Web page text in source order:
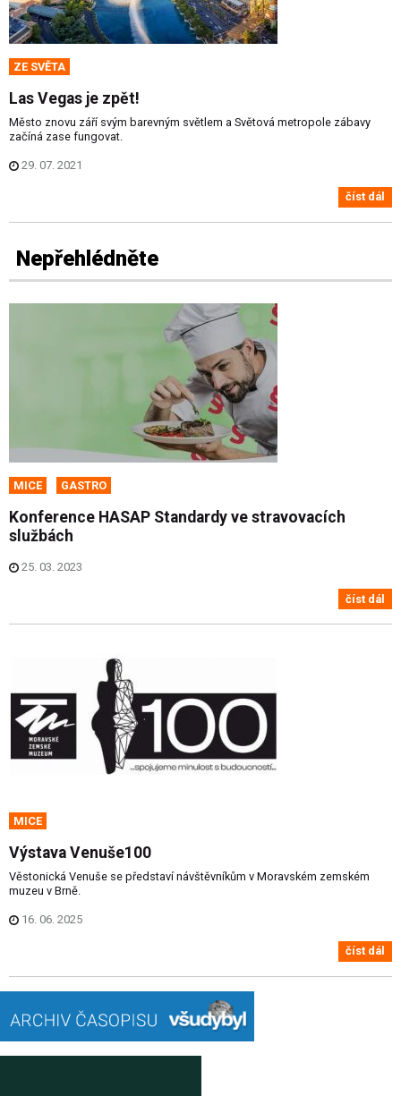
ZE SVĚTA
Las Vegas je zpět!
Město znovu září svým barevným světlem a Světová metropole zábavy
začíná zase fungovat.
29. 07. 2021
číst dál
Nepřehlédněte
MICE GASTRO
Konference HASAP Standardy ve stravovacích
službách
25. 03. 2023
číst dál
MICE
Výstava Venuše100
Věstonická Venuše se představí návštěvníkům v Moravském zemském
muzeu v Brně.
16. 06. 2025
číst dál